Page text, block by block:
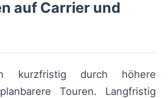
auf Carrier und
kurzfristig durch höhere
Touren. Langfristig